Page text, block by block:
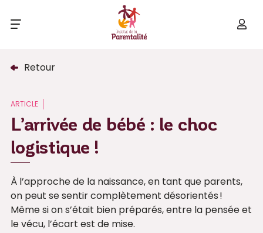
Retour
ARTICLE
L’arrivée de bébé : le choc
logistique !
À l’approche de la naissance, en tant que parents,
on peut se sentir complètement désorientés !
Même si on s’était bien préparés, entre la pensée et
le vécu, l’écart est de mise.